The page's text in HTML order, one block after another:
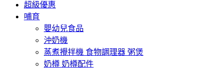
超級優惠
哺育
嬰幼兒食品
沖奶機
蒸煮攪拌機 食物調理器 粥煲
奶樽 奶樽配件